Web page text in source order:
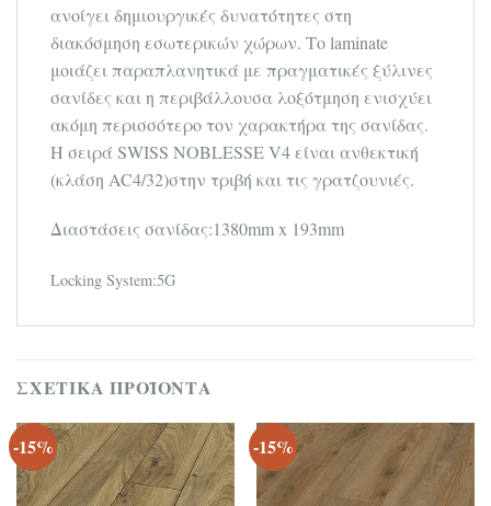
ανοίγει δημιουργικές δυνατότητες στη
διακόσμηση εσωτερικών χώρων. Το laminate
μοιάζει παραπλανητικά με πραγματικές ξύλινες
σανίδες και η περιβάλλουσα λοξότμηση ενισχύει
ακόμη περισσότερο τον χαρακτήρα της σανίδας.
Η σειρά SWISS NOBLESSE V4 είναι ανθεκτική
(κλάση AC4/32)στην τριβή και τις γρατζουνιές.
Διαστάσεις σανίδας:1380mm x 193mm
Locking System:5G
ΣΧΕΤΙΚΆ ΠΡΟΪΌΝΤΑ
-15% -15%